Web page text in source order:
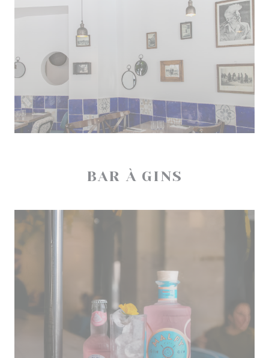
BAR À GINS